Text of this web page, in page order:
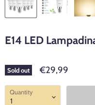
E14 LED
Sold out €29,99
Quantity